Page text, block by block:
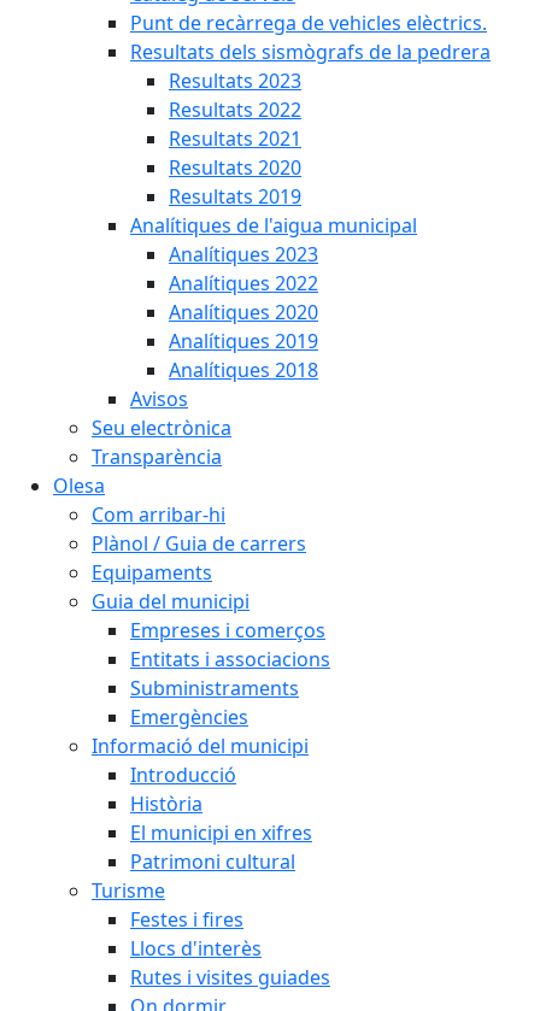
Punt de recàrrega de vehicles elèctrics.
Resultats dels sismògrafs de la pedrera
Resultats 2023
Resultats 2022
Resultats 2021
Resultats 2020
Resultats 2019
Analítiques de l'aigua municipal
Analítiques 2023
Analítiques 2022
Analítiques 2020
Analítiques 2019
Analítiques 2018
Avisos
Seu electrònica
Transparència
Olesa
Com arribar-hi
Plànol / Guia de carrers
Equipaments
Guia del municipi
Empreses i comerços
Entitats i associacions
Subministraments
Emergències
Informació del municipi
Introducció
Història
El municipi en xifres
Patrimoni cultural
Turisme
Festes i fires
Llocs d'interès
Rutes i visites guiades